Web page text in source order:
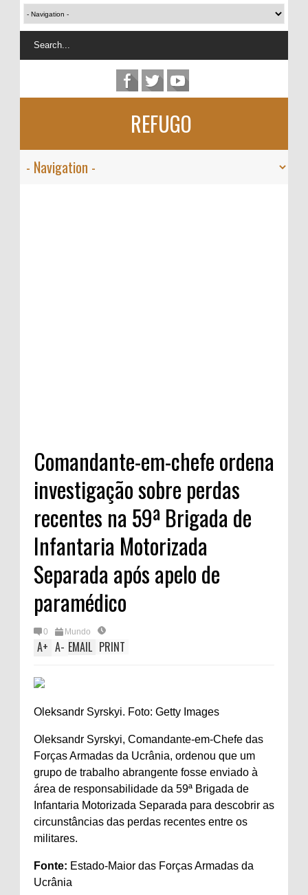
REFUGO
Comandante-em-chefe ordena
investigação sobre perdas
recentes na 59ª Brigada de
Infantaria Motorizada
Separada após apelo de
paramédico
0 Mundo
A+ A- EMAIL PRINT
Oleksandr Syrskyi. Foto: Getty Images
Oleksandr Syrskyi, Comandante-em-Chefe das
Forças Armadas da Ucrânia, ordenou que um
grupo de trabalho abrangente fosse enviado à
área de responsabilidade da 59ª Brigada de
Infantaria Motorizada Separada para descobrir as
circunstâncias das perdas recentes entre os
militares.
Fonte: Estado-Maior das Forças Armadas da
Ucrânia